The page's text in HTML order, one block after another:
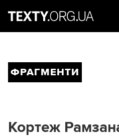
ФРАГМЕНТИ
Кортеж